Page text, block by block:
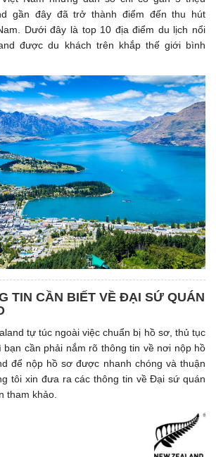
gần đây đã trở thành điểm đến thu hút
Dưới đây là top 10 địa điểm du lịch nổi
được du khách trên khắp thế giới bình
TIN CẦN BIẾT VỀ ĐẠI SỨ QUÁN
tự túc ngoài việc chuẩn bị hồ sơ, thủ tục
bạn cần phải nắm rõ thông tin về nơi nộp hồ
để nộp hồ sơ được nhanh chóng và thuận
tôi xin đưa ra các thông tin về Đại sứ quán
tham khảo.